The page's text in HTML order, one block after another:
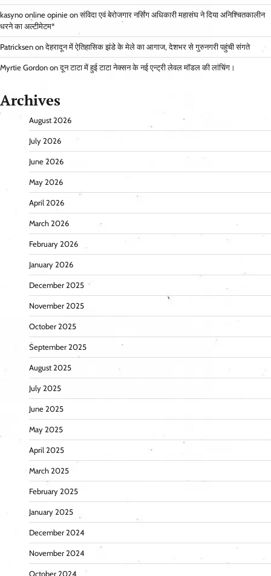
kasyno online opinie onसंविदा एवं बेरोजगार नर्सिंग अधिकारी महासंघ ने दिया अनिश्चितकालीन
धरने का अल्टीमेटम*
Patricksen onदेहरादून में ऐतिहासिक झंडे के मेले का आगाज, देशभर से गुरुनगरी पहुंची संगते
Myrtie Gordon onदून टाटा में हुई टाटा नेक्सन के नई एन्ट्री लेवल मॉडल की लांचिंग।
Archives
August 2026
July 2026
June 2026
May 2026
April 2026
March 2026
February 2026
January 2026
December 2025
November 2025
October 2025
September 2025
August 2025
July 2025
June 2025
May 2025
April 2025
March 2025
February 2025
January 2025
December 2024
November 2024
October 2024